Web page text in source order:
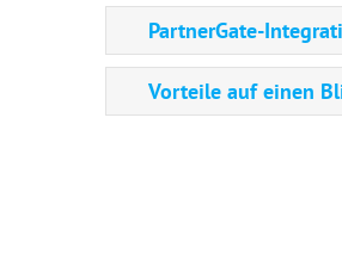
PartnerGate-
Vorteile auf einen